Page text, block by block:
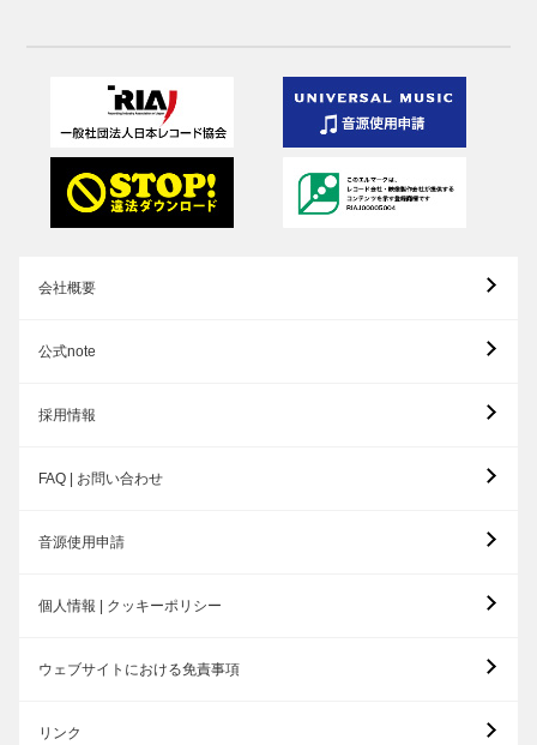
会社概要
公式note
採用情報
FAQ | お問い合わせ
音源使用申請
個人情報 | クッキーポリシー
ウェブサイトにおける免責事項
リンク